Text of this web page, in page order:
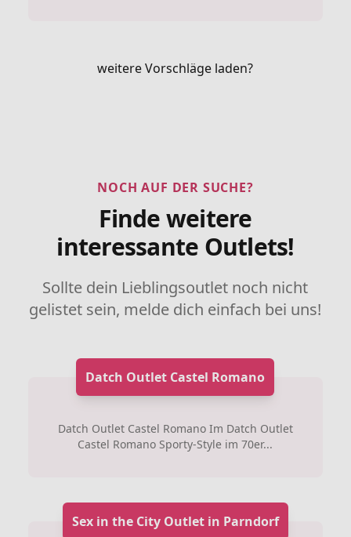
weitere Vorschläge laden?
NOCH AUF DER SUCHE?
Finde weitere
interessante Outlets!
Sollte dein Lieblingsoutlet noch nicht
gelistet sein, melde dich einfach bei uns!
Datch Outlet Castel Romano
Datch Outlet Castel Romano Im Datch Outlet
Castel Romano Sporty-Style im 70er...
Sex in the City Outlet in Parndorf